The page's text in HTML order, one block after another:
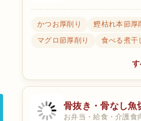
かつお厚削り
鰹枯れ本節厚
マグロ節厚削り
食べる煮干
骨抜き・骨なし魚
お弁当・給食・介護食